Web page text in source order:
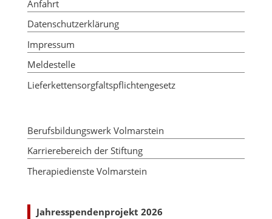
Anfahrt
Datenschutzerklärung
Impressum
Meldestelle
Lieferkettensorgfaltspflichtengesetz
Berufsbildungswerk Volmarstein
Karrierebereich der Stiftung
Therapiedienste Volmarstein
Jahresspendenprojekt 2026